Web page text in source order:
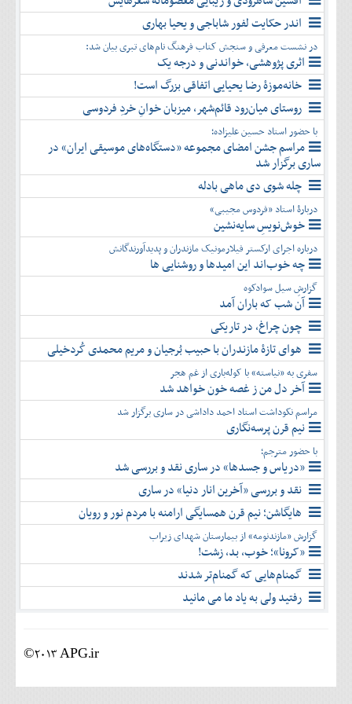
بهمن
اسفند
آذر
دی
بهمن
اسفند
اندر حکایت لفور شاباجی و یحیا بهاری
در نشست معرفی و سنجش کتاب فرهنگ نام‌های تبری بیان شد:
اثری پژوهشی، خواندنی و درجه یک
خانه‌موزۀ رضا یحیایی اتفاقی بزرگ است!
روستای میان‌رود قائم‌شهر، میزبان خوانِ خردِ فردوسی
با حضور استاد حسین علیزاده؛
مراسم جشن امضای مجموعه «دستگاه‌های موسیقی ایران» در
ساری برگزار شد
چله شوی دی ماهی بادله
دربارۀ استاد «فردوس مجیبی»
خوش‌نویسِ سایه‌نشین
درباره اجرای ارکستر فیلارمونیک مازندران و پدیدآورندگانش
چه خوب‌اند این امیدها و روشنایی ها
گزارشِ سیل سوادکوه
آن شب که باران آمد
چون چراغ، در تاریکی
هوای تازۀ مازندران با حبیب بُرجیان و مریم محمدی کُردخیلی
سفری به «نیاسته» با کوله‌باری از غم هجر
آخر دل من ز غصه خون خواهد شد
مراسم نکوداشت استاد احمد داداشی در ساری برگزار شد
نیم قرن پرسه‌نگاری
با حضور مترجم؛
«دریاس و جسدها» در ساری نقد و بررسی شد
نقد و بررسی «آخرین انار دنیا» در ساری
هایگاشن؛ نیم قرن همسایگی ارامنه با مردم نور و رویان
گزارش «مازندنومه» از بیمارستان شهدای زیراب
«کرونا»؛ خوب، بد، زشت!
گمنام‌هایی که گمنام‌تر شدند
رفتید ولی به یاد ما می مانید
©2013 APG.ir